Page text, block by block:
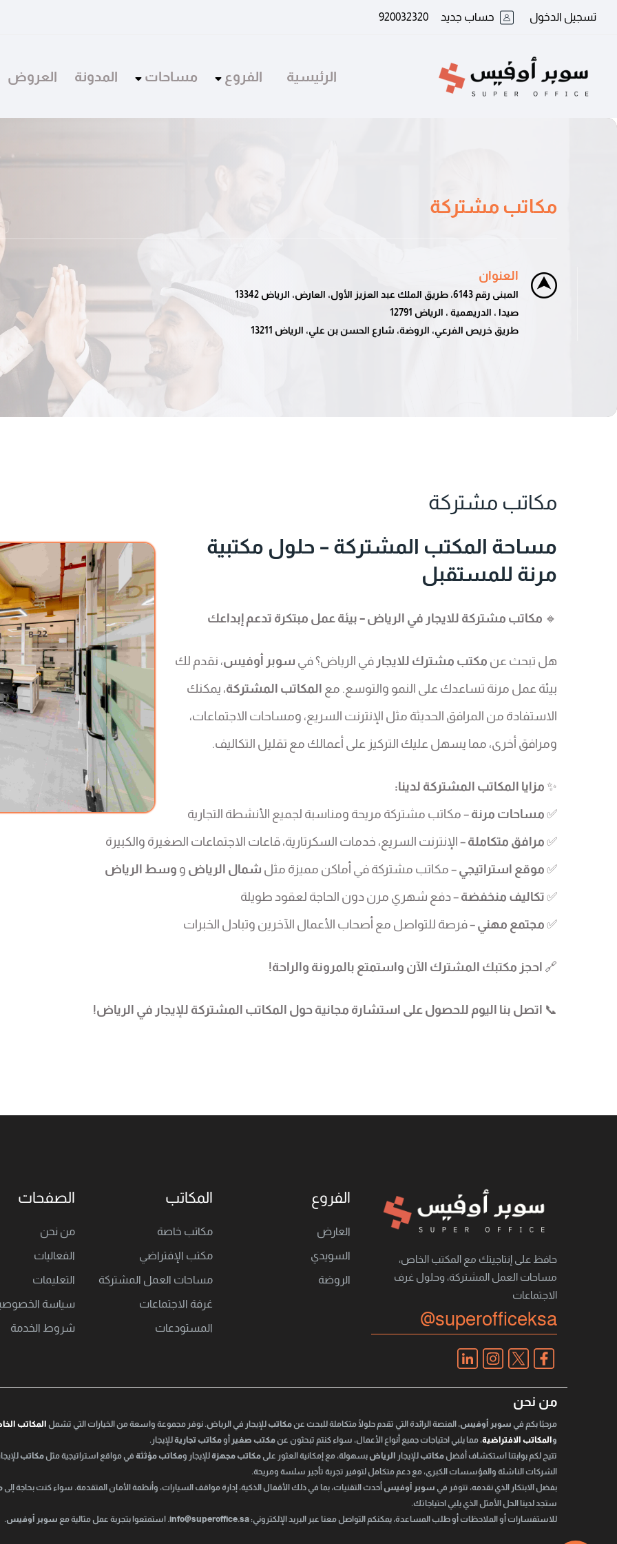
920032320 حساب جديد تسجيل الدخول
الرئيسية الفروع مساحات المدونة العروض
مكاتب مشتركة
العنوان
المبنى رقم 6143، طريق الملك عبد العزيز الأول، العارض، الرياض 13342
صيدا ، الدريهمية ، الرياض 12791
طريق خريص الفرعي، الروضة، شارع الحسن بن علي، الرياض 13211
مكاتب مشتركة
مساحة المكتب المشتركة – حلول مكتبية
مرنة للمستقبل
🔹 مكاتب مشتركة للايجار في الرياض – بيئة عمل مبتكرة تدعم إبداعك
هل تبحث عن مكتب مشترك للايجار في الرياض؟ في سوبر أوفيس، نقدم لك
بيئة عمل مرنة تساعدك على النمو والتوسع. مع المكاتب المشتركة، يمكنك
الاستفادة من المرافق الحديثة مثل الإنترنت السريع، ومساحات الاجتماعات،
ومرافق أخرى، مما يسهل عليك التركيز على أعمالك مع تقليل التكاليف.
✨ مزايا المكاتب المشتركة لدينا:
✅ مساحات مرنة – مكاتب مشتركة مريحة ومناسبة لجميع الأنشطة التجارية
✅ مرافق متكاملة – الإنترنت السريع، خدمات السكرتارية، قاعات الاجتماعات الصغيرة والكبيرة
✅ موقع استراتيجي – مكاتب مشتركة في أماكن مميزة مثل شمال الرياض و وسط الرياض
✅ تكاليف منخفضة – دفع شهري مرن دون الحاجة لعقود طويلة
✅ مجتمع مهني – فرصة للتواصل مع أصحاب الأعمال الآخرين وتبادل الخبرات
🔗 احجز مكتبك المشترك الآن واستمتع بالمرونة والراحة!
📞 اتصل بنا اليوم للحصول على استشارة مجانية حول المكاتب المشتركة للإيجار في الرياض!
حافظ على إنتاجيتك مع المكتب الخاص،
مساحات العمل المشتركة، وحلول غرف
الاجتماعات
@superofficeksa
الفروع
العارض
السويدي
الروضة
المكاتب
مكاتب خاصة
مكتب اﻹفتراضي
مساحات العمل المشتركة
غرفة الاجتماعات
المستودعات
الصفحات
من نحن
الفعاليات
التعليمات
سياسة
شروط الخدمة
من نحن
مرحبًا بكم في سوبر أوفيس، المنصة الرائدة التي تقدم حلولًا متكاملة للبحث عنمكاتبللإيجار في الرياض. نوفر مجموعة واسعة من الخيارات التي تشمل المكاتب
والمكاتب الافتراضية، مما يلبي احتياجات جميع أنواع الأعمال، سواء كنتم تبحثون عنمكتب صغير أومكاتب تجاريةللإيجار.
تتيح لكم بوابتنا استكشاف أفضل مكاتبللإيجار الرياضبسهولة، مع إمكانية العثور على مكاتب مجهزةللإيجار ومكاتب مؤثثة في مواقع استراتيجية مثل مكاتب
الشركات الناشئة والمؤسسات الكبرى، مع دعم متكامل لتوفير تجربة تأجير سلسة ومريحة.
بفضل الابتكار الذي نقدمه، تتوفر في سوبر أوفيسأحدث التقنيات، بما في ذلك الأقفال الذكية، إدارة مواقف السيارات، وأنظمة الأمان المتقدمة. سواء كنت بحاجة إلى
ستجد لدينا الحل الأمثل الذي يلبي احتياجاتك.
للاستفسارات أو الملاحظات أو طلب المساعدة، يمكنكم التواصل معنا عبر البريد الإلكتروني: info@superoffice.sa. استمتعوا بتجربة عمل مثالية مع سوبر أوفيس.